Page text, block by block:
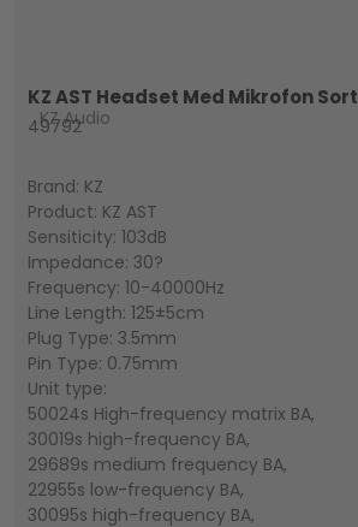
KZ AST Headset Med Mikrofon Sort
KZ Audio
49792
Brand: KZ
Product: KZ AST
Sensiticity: 103dB
Impedance: 30?
Frequency: 10-40000Hz
Line Length: 125±5cm
Plug Type: 3.5mm
Pin Type: 0.75mm
Unit type:
50024s High-frequency matrix BA,
30019s high-frequency BA,
29689s medium frequency BA,
22955s low-frequency BA,
30095s high-frequency BA,